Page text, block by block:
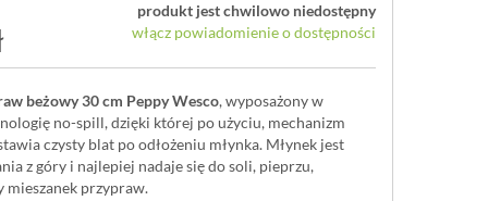
produkt jest chwilowo niedostępny
włącz powiadomienie o dostępności
beżowy 30 cm Peppy Wesco, wyposażony w
no-spill, dzięki której po użyciu, mechanizm
czysty blat po odłożeniu młynka. Młynek jest
z góry i najlepiej nadaje się do soli, pieprzu,
mieszanek przypraw.